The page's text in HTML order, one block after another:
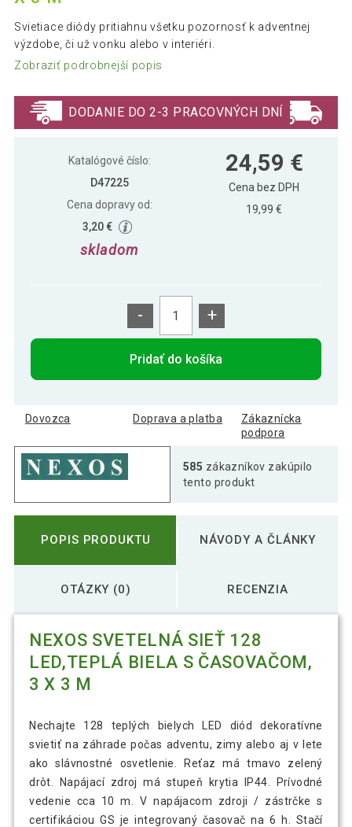
Svietiace diódy pritiahnu všetku pozornosť k adventnej
výzdobe, či už vonku alebo v interiéri.
Zobraziť podrobnejší popis
DODANIE DO 2-3 PRACOVNÝCH DNÍ
Katalógové číslo:
D47225
Cena dopravy od:
3,20 €
skladom
24,59 €
Cena bez DPH
19,99 €
- +
Pridať do košíka
Dovozca Doprava a platba
Zákaznícka
podpora
585 zákazníkov zakúpilo
tento produkt
POPIS PRODUKTU NÁVODY A ČLÁNKY
OTÁZKY (0) RECENZIA
NEXOS SVETELNÁ SIEŤ 128
LED,TEPLÁ BIELA S ČASOVAČOM,
3 X 3 M
Nechajte 128 teplých bielych LED diód dekoratívne
svietiť na záhrade počas adventu, zimy alebo aj v lete
ako slávnostné osvetlenie. Reťaz má tmavo zelený
drôt. Napájací zdroj má stupeň krytia IP44. Prívodné
vedenie cca 10 m. V napájacom zdroji / zástrčke s
certifikáciou GS je integrovaný časovač na 6 h. Stačí